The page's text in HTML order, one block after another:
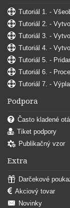
Tutoriál 1. -
Tutoriál 2. -
Tutoriál 3. -
Tutoriál 4. -
Tutoriál 5. -
Tutoriál 6. -
Tutoriál 7. -
Podpora
Často kladené
Tiket podpory
Publikačný vzor
Extra
Darčekové
Akciový tovar
Novinky